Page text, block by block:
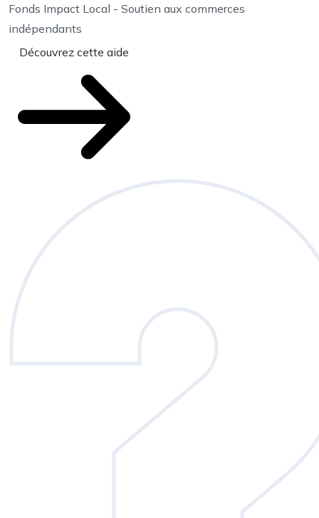
Fonds Impact Local - Soutien aux commerces
indépendants
Découvrez cette aide